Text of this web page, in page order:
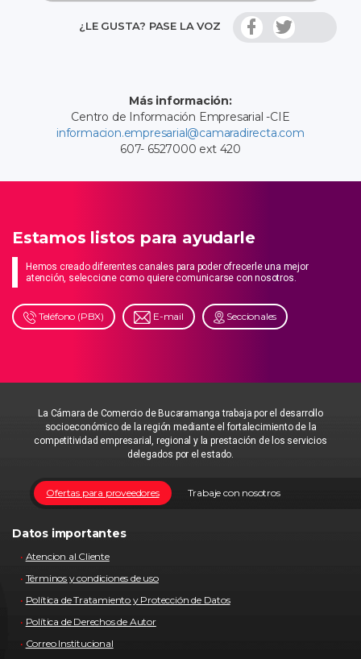
¿LE GUSTA? PASE LA VOZ
Más información:
Centro de Información Empresarial -CIE
informacion.empresarial@camaradirecta.com
607- 6527000 ext 420
Estamos listos para ayudarle
Hemos creado diferentes canales para poder ofrecerle una mejor
atención, seleccione como quiere comunicarse con nosotros.
Teléfono (PBX) E-mail Seccionales
La Cámara de Comercio de Bucaramanga trabaja por el desarrollo
socioeconómico de la región mediante el fortalecimiento de la
competitividad empresarial, regional y la prestación de los servicios
delegados por el estado.
Trabaje con nosotros
Ofertas para proveedores
Datos importantes
Atencion al Cliente
Términos y condiciones de uso
Política de Tratamiento y Protección de Datos
Política de Derechos de Autor
Correo Institucional